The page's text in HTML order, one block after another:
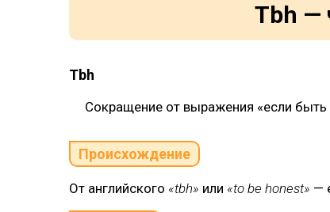
Tbh —
Tbh
Сокращение от выражения «если быть
Происхождение
От английского «tbh» или «to be honest» —